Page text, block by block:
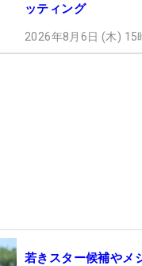
ッティング
2026年8月6日 (木) 15
若きスター候補やメ